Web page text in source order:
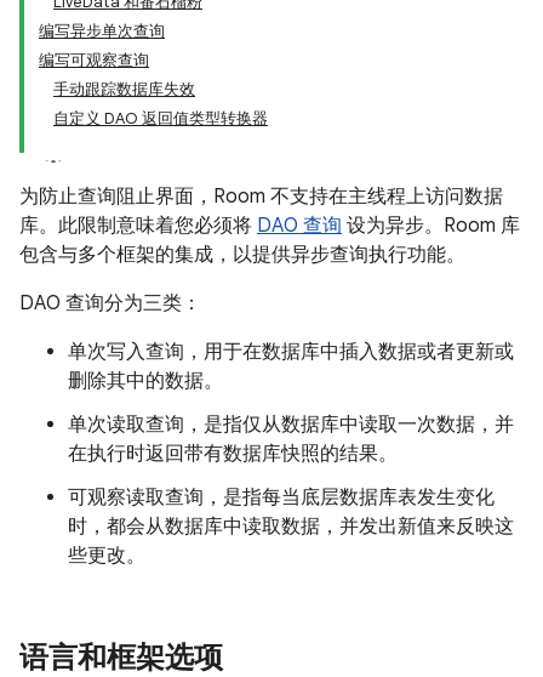
编写异步单次查询
编写可观察查询
手动跟踪数据库失效
自定义 DAO 返回值类型转换器
为防止查询阻止界面，Room 不支持在主线程上访问数据
库。此限制意味着您必须将 DAO 查询 设为异步。Room 库
包含与多个框架的集成，以提供异步查询执行功能。
DAO 查询分为三类：
单次写入查询，用于在数据库中插入数据或者更新或
删除其中的数据。
单次读取查询，是指仅从数据库中读取一次数据，并
在执行时返回带有数据库快照的结果。
可观察读取查询，是指每当底层数据库表发生变化
时，都会从数据库中读取数据，并发出新值来反映这
些更改。
语言和框架选项